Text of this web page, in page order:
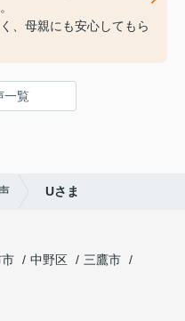
、母親にも安心してもら
一覧
Uさま
中野区
三鷹市